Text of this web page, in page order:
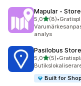
Mapular ‑
5,0av 5 stjärnor
(8)
8 recensioner
•
analys
Pasilobus
5,0av 5 stjärnor
(5)
5 recensioner
•
Built for